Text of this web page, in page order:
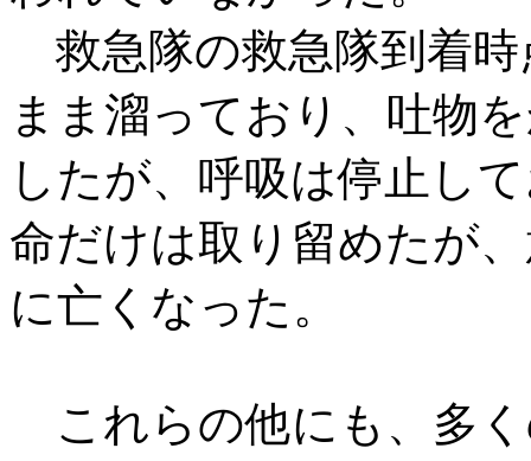
救急隊の救急隊到着時
まま溜っており、吐物
したが、呼吸は停止し
命だけは取り留めたが
に亡くなった。
これらの他にも、多